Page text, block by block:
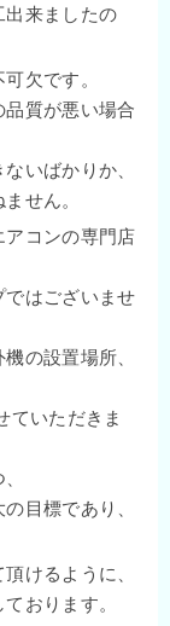
来ましたの
欠です。
質が悪い場合
いばかりか、
せん。
コンの専門店
はございませ
の設置場所、
ていただきま
目標であり、
けるように、
おります。